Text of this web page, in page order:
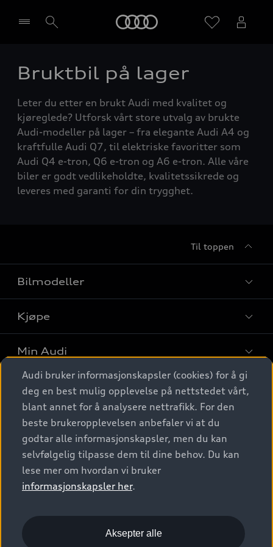
Velg forhandler
Bruktbil på lager
Leter du etter en brukt Audi med kvalitet og
kjøreglede? Utforsk vårt store utvalg av brukte
Audi-modeller på lager – fra elegante Audi A4 og
kraftfulle Audi Q7, til elektriske favoritter som
Audi Q4 e-tron, Q6 e-tron og A6 e-tron. Alle våre
biler er godt vedlikeholdte, kvalitetssikrede og
leveres med garanti for din trygghet.
Til toppen
Bilmodeller
Finn din Audi
Sammenlign bilmodeller
Elbiler
SUV
Stasjonsvogn
Sportback
S/RS
Konseptbiler og prototyper
Kjøpe
Kjøpshjelp
Biler på lager
Finn forhandler
Bestill prøvekjøring
Kontakt forhandler
Bilgarantier
Min Audi
Behold nybilfølelsen
Audi Originalt tilbehør
Verkstedtjenester
Digitale tjenester
Audi digitale tjenester
Audi connect
Functions on demand
Kom i gang med myAudi
Audi Norge
Kundeservice
Audi Driving Experience
© 2026 AUDI NORGE. All Rights Reserved.
Imprint
Audi bruker informasjonskapsler (cookies) for å gi
deg en best mulig opplevelse på nettstedet vårt,
blant annet for å analysere nettrafikk. For den
beste brukeropplevelsen anbefaler vi at du
godtar alle informasjonskapsler, men du kan
selvfølgelig tilpasse dem til dine behov. Du kan
lese mer om hvordan vi bruker
informasjonskapsler her.
Aksepter alle